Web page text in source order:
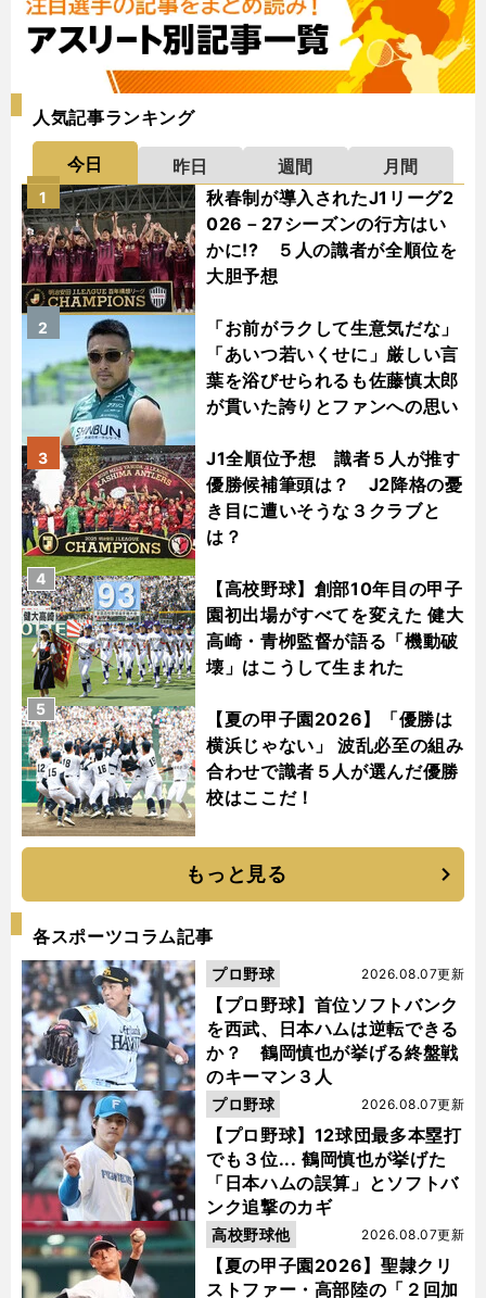
人気記事ランキング
今日 昨日 週間
月間
秋春制が導入されたJ1リーグ2
026－27シーズンの行方はい
かに!? ５人の識者が全順位を
大胆予想
1
「お前がラクして生意気だな」
「あいつ若いくせに」厳しい言
葉を浴びせられるも佐藤慎太郎
が貫いた誇りとファンへの思い
2
J1全順位予想 識者５人が推す
優勝候補筆頭は？ J2降格の憂
き目に遭いそうな３クラブと
は？
3
【高校野球】創部10年目の甲子
園初出場がすべてを変えた 健大
高崎・青栁監督が語る「機動破
壊」はこうして生まれた
4
【夏の甲子園2026】「優勝は
横浜じゃない」 波乱必至の組み
合わせで識者５人が選んだ優勝
校はここだ！
5
もっと見る
各スポーツコラム記事
【プロ野球】首位ソフトバンク
を西武、日本ハムは逆転できる
か？ 鶴岡慎也が挙げる終盤戦
のキーマン３人
2026.08.07更新
プロ野球
【プロ野球】12球団最多本塁打
でも３位... 鶴岡慎也が挙げた
「日本ハムの誤算」とソフトバ
ンク追撃のカギ
2026.08.07更新
プロ野球
【夏の甲子園2026】聖隷クリ
ストファー・高部陸の「２回加
2026.08.07更新
高校野球他